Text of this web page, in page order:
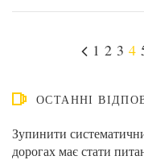
1 2 3 4
ОСТАННІ
Зупинити
дорогах має стати